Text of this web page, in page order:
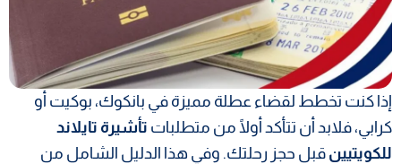
إذا كنت تخطط لقضاء عطلة مميزة في بانكوك، بوكيت أو
كرابي، فلابد أن تتأكد أولًا من متطلبات تأشيرة تايلاند
للكويتيين قبل حجز رحلتك. وفي هذا الدليل الشامل من